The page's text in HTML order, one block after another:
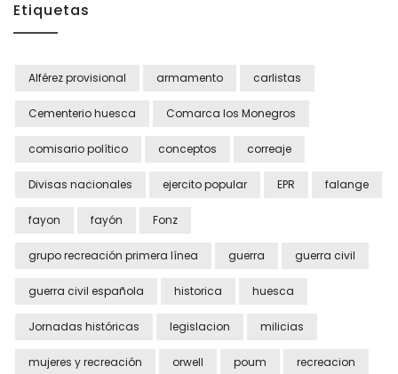
Etiquetas
Alférez provisional armamento carlistas
Cementerio huesca Comarca los Monegros
comisario político conceptos correaje
Divisas nacionales ejercito popular EPR falange
fayon fayón Fonz
grupo recreación primera línea guerra guerra civil
guerra civil española historica huesca
Jornadas históricas legislacion milicias
mujeres y recreación orwell poum recreacion